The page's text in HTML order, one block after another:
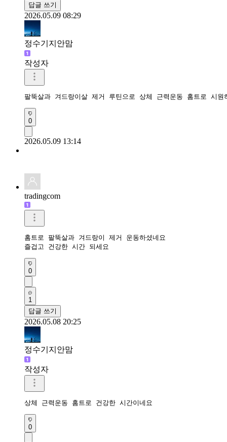
답글 쓰기
2026.05.09 08:29
정수기지안맘
작성자
팔뚝살과 겨드랑이살 제거 루틴으로 상체 근력운동 홈트로 시
0
2026.05.09 13:14
tradingcom
홈트로 팔뚝살과 겨드랑이 제거 운동하셨네요
즐겁고 건강한 시간 되세요
0
1
답글 쓰기
2026.05.08 20:25
정수기지안맘
작성자
상체 근력운동 홈트로 건강한 시간이네요
0